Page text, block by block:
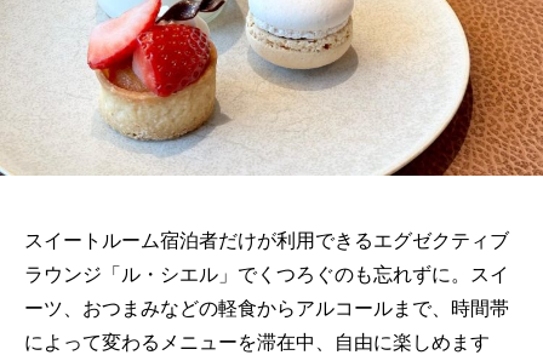
スイートルーム宿泊者だけが利用できるエグゼクティブ
ラウンジ「ル・シエル」でくつろぐのも忘れずに。スイ
ーツ、おつまみなどの軽食からアルコールまで、時間帯
によって変わるメニューを滞在中、自由に楽しめます